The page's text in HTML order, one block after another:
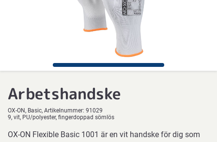
Arbetshandske
OX-ON Basic Artikelnummer: 91029
9, vit, PU/polyester, fingerdoppad sömlös
OX-ON Flexible Basic 1001 är en vit handske för dig som